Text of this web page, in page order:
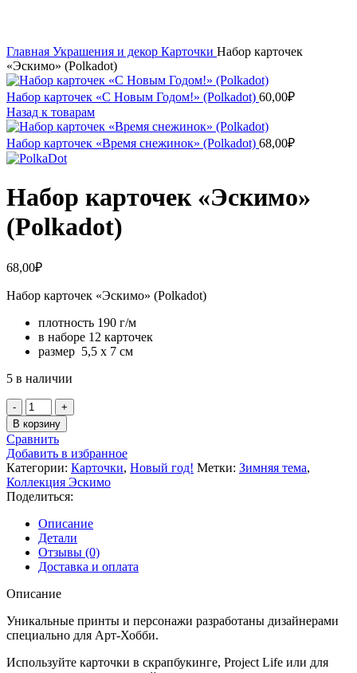
Главная Украшения и декор Карточки Набор карточек
«Эскимо» (Polkadot)
Набор карточек «С Новым Годом!» (Polkadot) 60,00₽
Назад к товарам
Набор карточек «Время снежинок» (Polkadot) 68,00₽
Набор карточек «Эскимо»
(Polkadot)
68,00₽
Набор карточек «Эскимо» (Polkadot)
плотность 190 г/м
в наборе 12 карточек
размер 5,5 х 7 см
5 в наличии
Количество
товара
Набор
карточек
«Эскимо»
(Polkadot)
В корзину
Сравнить
Добавить в избранное
Категории: Карточки, Новый год! Метки: Зимняя тема,
Коллекция Эскимо
Поделиться:
Описание
Детали
Отзывы (0)
Доставка и оплата
Описание
Уникальные принты и персонажи разработаны дизайнерами
специально для Арт-Хобби.
Используйте карточки в скрапбукинге, Project Life или для